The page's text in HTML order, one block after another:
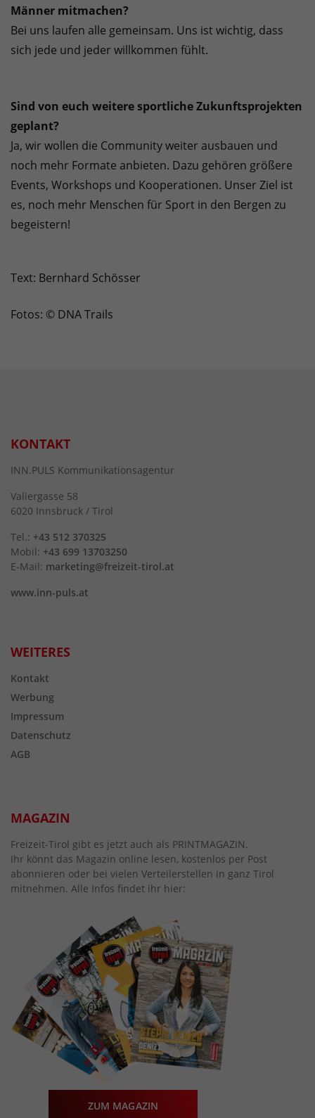
Männer mitmachen?
Bei uns laufen alle gemeinsam. Uns ist wichtig, dass
sich jede und jeder willkommen fühlt.
Sind von euch weitere sportliche Zukunftsprojekten
geplant?
Ja, wir wollen die Community weiter ausbauen und
noch mehr Formate anbieten. Dazu gehören größere
Events, Workshops und Kooperationen. Unser Ziel ist
es, noch mehr Menschen für Sport in den Bergen zu
begeistern!
Text: Bernhard Schösser
Fotos: © DNA Trails
KONTAKT
INN.PULS Kommunikationsagentur
Valiergasse 58
6020 Innsbruck / Tirol
Tel.: +43 512 370325
Mobil: +43 699 13703250
E-Mail: marketing@freizeit-tirol.at
www.inn-puls.at
WEITERES
Kontakt
Werbung
Impressum
Datenschutz
AGB
MAGAZIN
Freizeit-Tirol gibt es jetzt auch als PRINTMAGAZIN.
Ihr könnt das Magazin online lesen, kostenlos per Post
abonnieren oder bei vielen Verteilerstellen in ganz Tirol
mitnehmen. Alle Infos findet ihr hier:
ZUM MAGAZIN